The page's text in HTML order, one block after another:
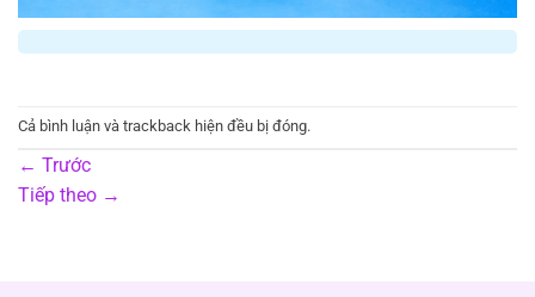
Cả bình luận và trackback hiện đều bị đóng.
← Trước
Tiếp theo →